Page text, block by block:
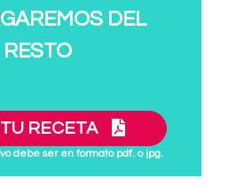
DEL
RESTO
RECETA
debe ser en formato pdf. o jpg.